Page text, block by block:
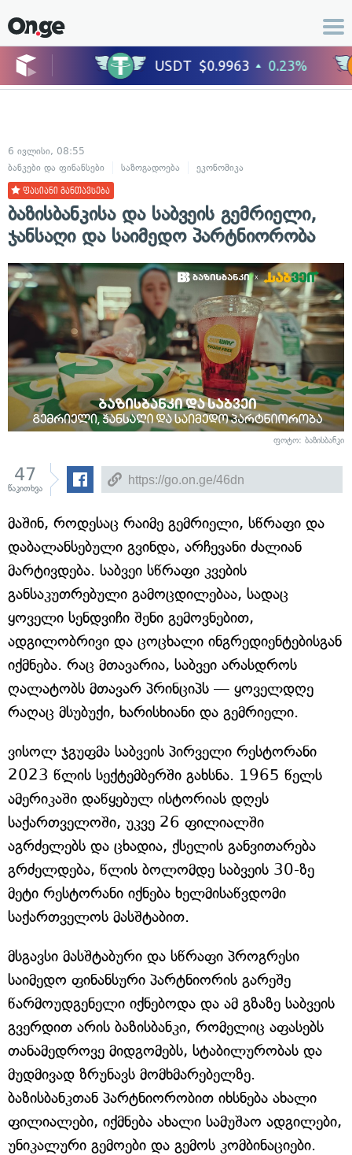
6 ივლისი, 08:55
ბანკები და ფინანსები
საზოგადოება ეკონომიკა
ფასიანი განთავსება
ბაზისბანკისა და საბვეის გემრიელი,
ჯანსაღი და საიმედო პარტნიორობა
ფოტო: ბაზისბანკი
47
წაკითხვა
მაშინ, როდესაც რაიმე გემრიელი, სწრაფი და
დაბალანსებული გვინდა, არჩევანი ძალიან
მარტივდება. საბვეი სწრაფი კვების
განსაკუთრებული გამოცდილებაა, სადაც
ყოველი სენდვიჩი შენი გემოვნებით,
ადგილობრივი და ცოცხალი ინგრედიენტებისგან
იქმნება. რაც მთავარია, საბვეი არასდროს
ღალატობს მთავარ პრინციპს — ყოველდღე
რაღაც მსუბუქი, ხარისხიანი და გემრიელი.
ვისოლ ჯგუფმა საბვეის პირველი რესტორანი
2023 წლის სექტემბერში გახსნა. 1965 წელს
ამერიკაში დაწყებულ ისტორიას დღეს
საქართველოში, უკვე 26 ფილიალში
აგრძელებს და ცხადია, ქსელის განვითარება
გრძელდება, წლის ბოლომდე საბვეის 30-ზე
მეტი რესტორანი იქნება ხელმისაწვდომი
საქართველოს მასშტაბით.
მსგავსი მასშტაბური და სწრაფი პროგრესი
საიმედო ფინანსური პარტნიორის გარეშე
წარმოუდგენელი იქნებოდა და ამ გზაზე საბვეის
გვერდით არის ბაზისბანკი, რომელიც აფასებს
თანამედროვე მიდგომებს, სტაბილურობას და
მუდმივად ზრუნავს მომხმარებელზე.
ბაზისბანკთან პარტნიორობით იხსნება ახალი
ფილიალები, იქმნება ახალი სამუშაო ადგილები,
უნიკალური გემოები და გემოს კომბინაციები.